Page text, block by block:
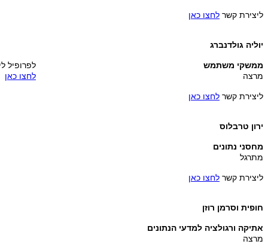
ליצירת קשר לחצו כאן
יוליה גולדנברג
ממשקי משתמש
מרצה
ליצירת קשר לחצו כאן
לפרופיל
לחצו כאן
ירון טרבלוס
מחסני נתונים
מתרגל
ליצירת קשר לחצו כאן
חופית וסרמן רוזן
אתיקה ורגולציה למדעי הנתונים
מרצה